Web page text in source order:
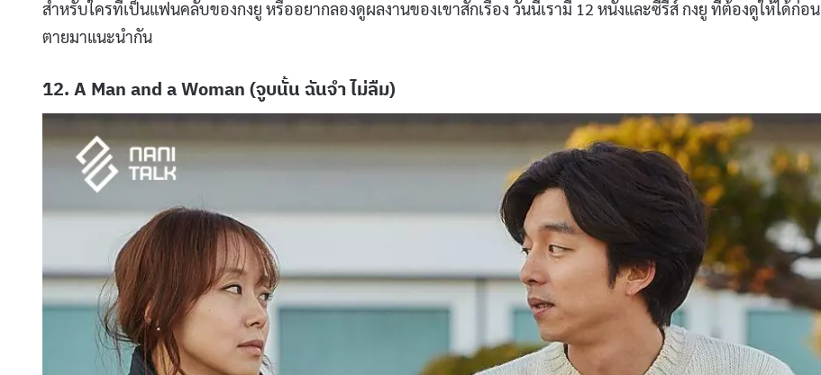
สำหรับใครที่เป็นแฟนคลับของกงยู หรืออยากลองดูผลงานของเขาสักเรื่อง วันนี้เรามี 12 หนังและซีรีส์ กงยู ที่ต้องดูให้ได้ก่อน
ตายมาแนะนำกัน
12. A Man and a Woman (จูบนั้น ฉันจำ ไม่ลืม)